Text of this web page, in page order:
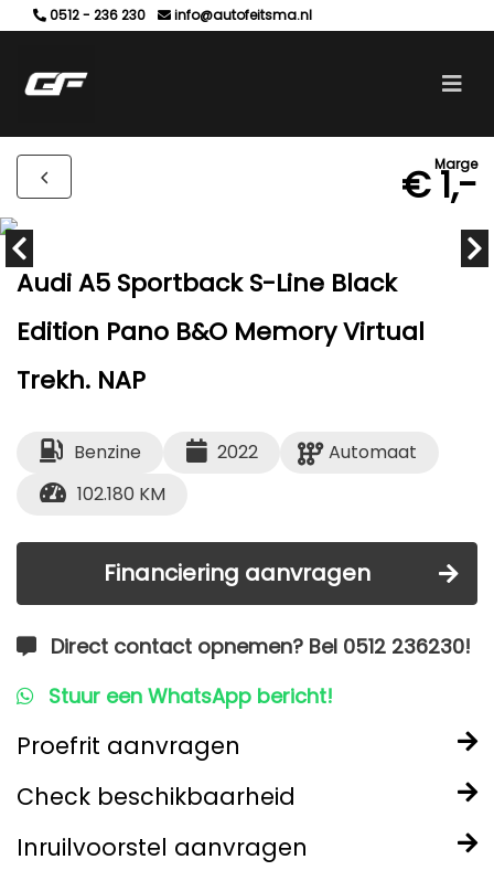
0512 - 236 230 info@autofeitsma.nl
Marge
€ 1,-
Audi A5 Sportback S-Line Black
Edition Pano B&O Memory Virtual
Trekh. NAP
Benzine 2022
Automaat
102.180 KM
Financiering aanvragen
Direct contact opnemen? Bel 0512 236230!
Stuur een WhatsApp bericht!
Proefrit aanvragen
Check beschikbaarheid
Inruilvoorstel aanvragen